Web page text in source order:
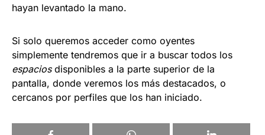
hayan levantado la mano.
Si solo queremos acceder como oyentes
simplemente tendremos que ir a buscar todos los
espaciosdisponibles a la parte superior de la
pantalla, donde veremos los más destacados, o
cercanos por perfiles que los han iniciado.